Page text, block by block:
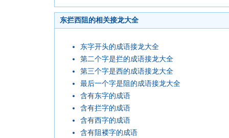
东拦西阻的相关接龙大全
东字开头的成语接龙大全
第二个字是拦的成语接龙大全
第三个字是西的成语接龙大全
最后一个字是阻的成语接龙大全
含有东字的成语
含有拦字的成语
含有西字的成语
含有阻褛字的成语